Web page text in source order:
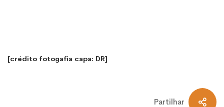
[crédito fotogafia capa: DR]
Partilhar